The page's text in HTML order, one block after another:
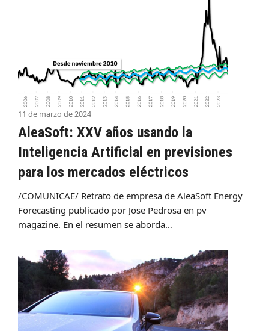
11 de marzo de 2024
AleaSoft: XXV años usando la
Inteligencia Artificial en previsiones
para los mercados eléctricos
/COMUNICAE/ Retrato de empresa de AleaSoft Energy
Forecasting publicado por Jose Pedrosa en pv
magazine. En el resumen se aborda…